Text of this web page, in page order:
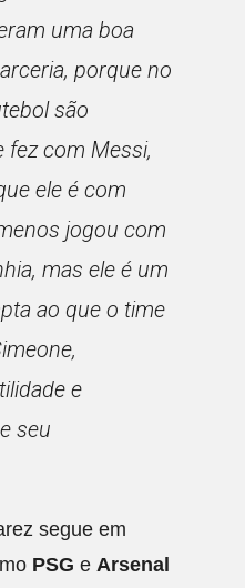
uma boa
porque no
são
fez com Messi,
ele é com
jogou com
mas ele é um
ao que o time
e
seu
segue em
PSG e Arsenal